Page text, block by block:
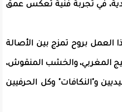
في تجربة فنية تعكس عمق
العمل بروح تمزج بين الأصالة
المغربي، والخشب المنقوش،
و"النكافات" وكل الحرفيين